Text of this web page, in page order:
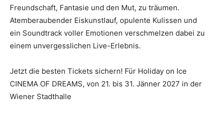
Freundschaft, Fantasie und den Mut, zu träumen.
Atemberaubender Eiskunstlauf, opulente Kulissen und
ein Soundtrack voller Emotionen verschmelzen dabei zu
einem unvergesslichen Live-Erlebnis.
Jetzt die besten Tickets sichern! Für Holiday on Ice
CINEMA OF DREAMS, von 21. bis 31. Jänner 2027 in der
Wiener Stadthalle